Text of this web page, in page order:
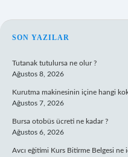
SIDEBAR
SON YAZILAR
Tutanak tutulursa ne olur ?
Ağustos 8, 2026
Kurutma makinesinin içine hangi
Ağustos 7, 2026
Bursa otobüs ücreti ne kadar ?
Ağustos 6, 2026
Avcı eğitimi Kurs Bitirme Belgesi ne